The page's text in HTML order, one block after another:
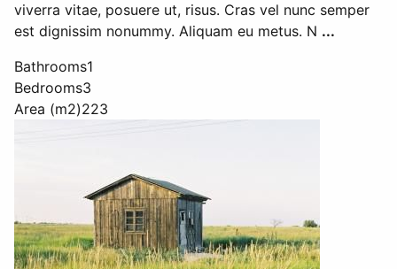
viverra vitae, posuere ut, risus. Cras vel nunc semper
est dignissim nonummy. Aliquam eu metus. N ...
Bathrooms1
Bedrooms3
Area (m2)223